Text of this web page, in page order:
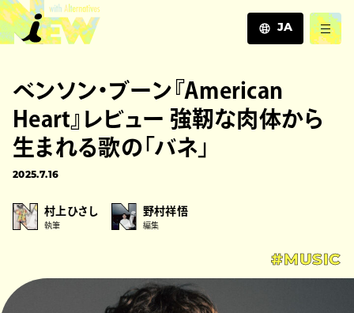
JA
EN
ZH
ベンソン・ブーン『American
Heart』レビュー 強靭な肉体から
生まれる歌の「バネ」
2025.7.16
村上ひさし
執筆
野村祥悟
編集
#MUSIC